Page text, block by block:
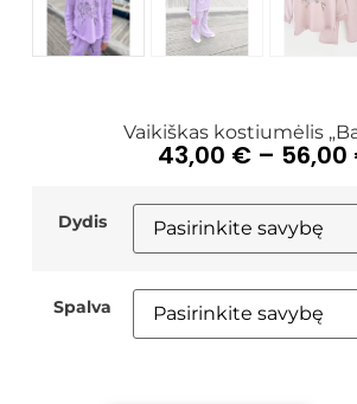
Vaikiškas kostiumėlis
43,00 € – 56,00
Dydis
Spalva